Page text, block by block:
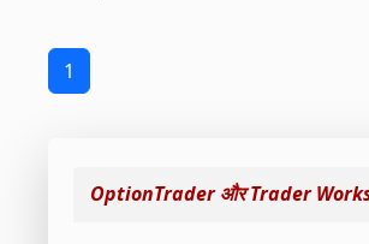
1
OptionTrader और Trader